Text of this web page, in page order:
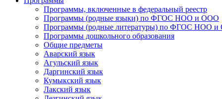
Программы, включенные в федеральный реестр
Программы (родные языки) по ФГОС НОО и ООО
Программы (родные литературы) по ФГОС НОО
Программы дошкольного образования
Общие предметы
Аварский язык
Агульский язык
Даргинский язык
Кумыкский язык
Лакский язык